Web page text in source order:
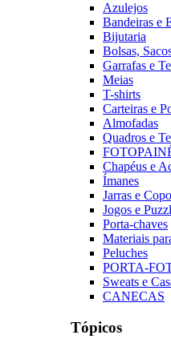
Azulejos
Bandeiras e
Bijutaria
Bolsas,
Garrafas e
Meias
T-shirts
Carteiras e
Almofadas
Quadros e
Chapéus e
Ímanes
Jarras e
Jogos e
Porta-chaves
Materiais
Peluches
PORTA-
Sweats e
CANECAS
Tópicos